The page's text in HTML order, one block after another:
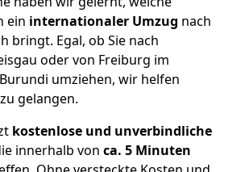
ein internationaler Umzug nach
bringt. Egal, ob Sie nach
oder von Freiburg im
umziehen, wir helfen
gelangen.
kostenlose und unverbindliche
innerhalb von ca. 5 Minuten